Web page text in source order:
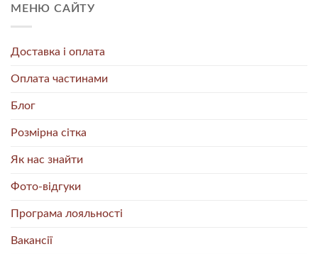
МЕНЮ САЙТУ
Доставка і оплата
Оплата частинами
Блог
Розмірна сітка
Як нас знайти
Фото-відгуки
Програма лояльності
Вакансії